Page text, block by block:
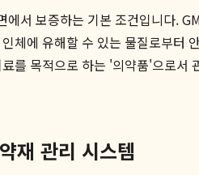
서 보증하는 기본 조건입니다.
체에 유해할 수 있는 물질로부
를 목적으로 하는 '의약품'으로서
재 관리 시스템